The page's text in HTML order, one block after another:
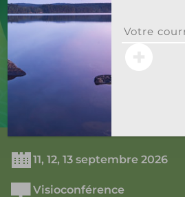
11, 12, 13 septembre 2026
Visioconférence